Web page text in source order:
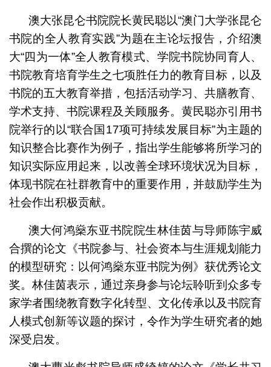
澳大张昆仑书院院长黄民聪以“澳门大学张昆仑
书院的全人教育实践”为题在主论坛报告，介绍澳
大“四为一体”全人教育模式、学院书院协同育人、
书院教育培育学生之七项胜任力的教育目标，以及
书院的五大教育举措，包括活动学习、共膳教育、
学术支持、书院课程及关顾服务。黄民聪亦引用书
院举行的以“联合国17项可持续发展目标”为主题的
知识整合比赛作为例子，指出学生能够将所学习的
知识实际应用起来，以改善全球环境状况为目标，
体现书院在社群教育中的重要作用，并鼓励学生为
社会作出积极贡献。
澳大何鸿燊东亚书院院生林佳茵与导师陈宇威
合撰的论文《书院参与、社会资本与生涯规划能力
的模型研究：以何鸿燊东亚书院为例》获优秀论文
奖。林佳茵表示，通过亲身参与论坛聆听到众多专
家学者围绕教育数字化转型、文化传承以及书院育
人模式创新等议题的探讨，令作为学生研究者的她
深受启发。